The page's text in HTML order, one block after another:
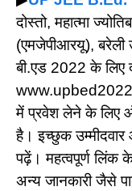
दोस्तो, महात्मा
(एमजेपीआरयू), बरेली
बी.एड 2022 के लिए
में प्रवेश लेने के लिए
है। इच्छुक
पढ़ें। महत्वपूर्ण लिंक
अन्य जानकारी जैसे